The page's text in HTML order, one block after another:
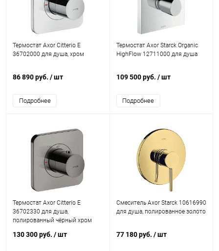
Термостат Axor Citterio E
36702000 для душа, хром
86 890 руб. / шт
Подробнее
Термостат Axor Starck Organic
HighFlow 12711000 для душа
109 500 руб. / шт
Подробнее
Термостат Axor Citterio E
36702330 для душа,
полированный чёрный хром
130 300 руб. / шт
Смеситель Axor Starck 10616990
для душа, полированное золото
77 180 руб. / шт